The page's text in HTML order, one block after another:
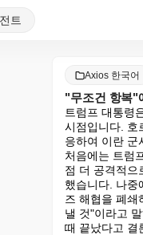
트
Axios 한국어
"무조건 항복"
트럼프 대통령
시점입니다. 호
응하여 이란 군
처음에는 트럼
점 더 공격적으
했습니다. 나중
즈 해협을 폐쇄
낼 것"이라고
때 끝났다고 결